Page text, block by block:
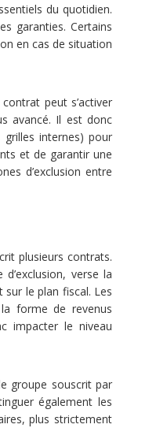
du quotidien.
garanties. Certains
en cas de situation
peut s’activer
avancé. Il est donc
grilles internes) pour
et de garantir une
d’exclusion entre
plusieurs contrats.
verse la
le plan fiscal. Les
la forme de revenus
impacter le niveau
groupe souscrit par
également les
plus strictement